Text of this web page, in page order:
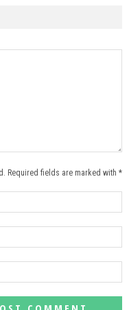
Required fields are marked with *